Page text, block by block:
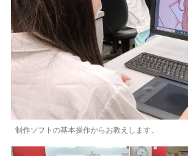
制作ソフトの基本操作からお教えします。